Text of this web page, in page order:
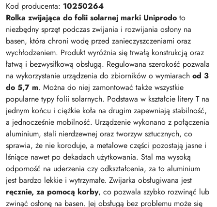
Kod producenta: 10250264
Rolka zwijająca do folii solarnej marki Uniprodo to
niezbędny sprzęt podczas zwijania i rozwijania osłony na
basen, która chroni wodę przed zanieczyszczeniami oraz
wychłodzeniem. Produkt wyróżnia się trwałą konstrukcją oraz
łatwą i bezwysiłkową obsługą. Regulowana szerokość pozwala
na wykorzystanie urządzenia do zbiorników o wymiarach od 3
do 5,7 m. Można do niej zamontować także wszystkie
popularne typy folii solarnych. Podstawa w kształcie litery T na
jednym końcu i ciężkie koła na drugim zapewniają stabilność,
a jednocześnie mobilność. Urządzenie wykonano z połączenia
aluminium, stali nierdzewnej oraz tworzyw sztucznych, co
sprawia, że nie koroduje, a metalowe części pozostają jasne i
lśniące nawet po dekadach użytkowania. Stal ma wysoką
odporność na uderzenia czy odkształcenia, za to aluminium
jest bardzo lekkie i wytrzymałe. Zwijarka obsługiwana jest
ręcznie, za pomocą korby, co pozwala szybko rozwinąć lub
zwinąć osłonę na basen. Jej obsługą bez problemu może się